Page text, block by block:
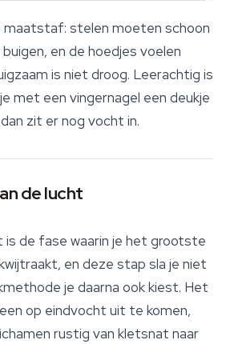
maatstaf: stelen moeten schoon
en de hoedjes voelen
is niet droog. Leerachtig is
met een vingernagel een deukje
zit er nog vocht in.
de lucht
is de fase waarin je het grootste
en deze stap sla je niet
je daarna ook kiest. Het
op eindvocht uit te komen,
rustig van kletsnat naar